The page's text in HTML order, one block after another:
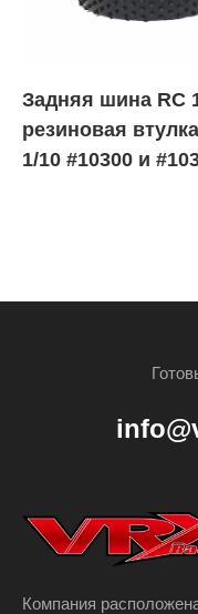
Задняя шина RC
резиновая
1/10 #10300 и
Компания